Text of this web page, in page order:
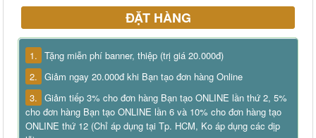
ĐẶT HÀNG
1. Tặng miễn phí banner, thiệp (trị giá 20.000đ)
2. Giảm ngay 20.000đ khi Bạn tạo đơn hàng Online
3. Giảm tiếp 3% cho đơn hàng Bạn tạo ONLINE lần thứ 2, 5%
cho đơn hàng Bạn tạo ONLINE lần 6 và 10% cho đơn hàng tạo
ONLINE thứ 12 (Chỉ áp dụng tại Tp. HCM, Ko áp dụng các dịp